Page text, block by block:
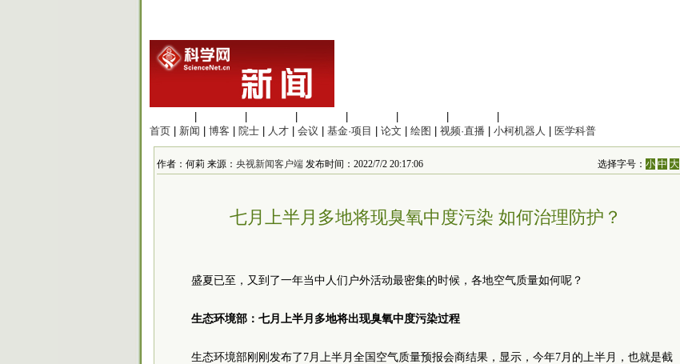
首页
新闻 博客 院士 人才 会议 基金·项目 论文 绘图 视频·直播 小柯机器人 医学科普
作者：何莉 来源： 央视新闻客户端 发布时间：2022/7/2 20:17:06 选择字号：小 中 大
七月上半月多地将现臭氧中度污染 如何治理防护？
盛夏已至，又到了一年当中人们户外活动最密集的时候，各地空气质量如何呢？
生态环境部：七月上半月多地将出现臭氧中度污染过程
生态环境部刚刚发布了7月上半月全国空气质量预报会商结果，显示，今年7月的上半月，也就是截